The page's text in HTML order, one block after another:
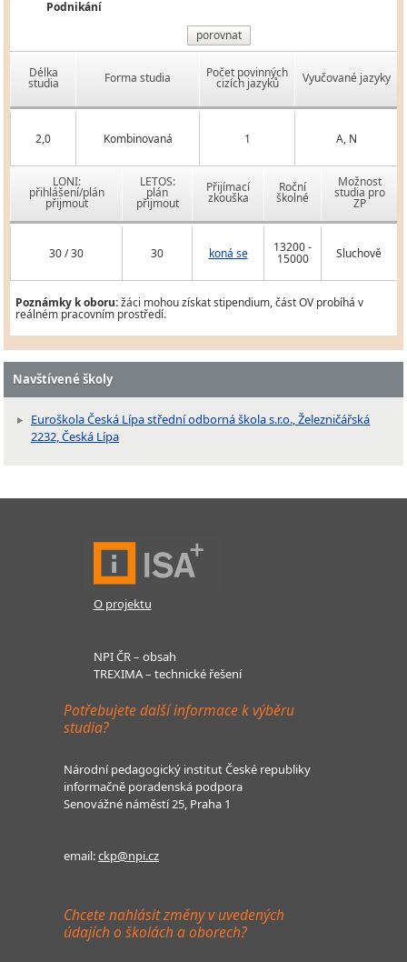
Podnikání
porovnat
Délka
studia Forma studia Počet povinných
cizích jazyků Vyučované jazyky
2,0 Kombinovaná 1 A, N
LONI:
přihlášení/plán
přijmout
LETOS:
plán
přijmout
Přijímací
zkouška
Roční
školné
Možnost
studia pro
ZP
30 / 30 30 koná se 13200 -
15000 Sluchově
Poznámky k oboru:žáci mohou získat stipendium, část OV probíhá v
reálném pracovním prostředí.
Navštívené školy
Euroškola Česká Lípa střední odborná škola s.r.o., Železničářská
2232, Česká Lípa
O projektu
NPI ČR – obsah
TREXIMA – technické řešení
Potřebujete další informace k výběru
studia?
Národní pedagogický institut České republiky
informačně poradenská podpora
Senovážné náměstí 25, Praha 1
email:ckp@npi.cz
Chcete nahlásit změny v uvedených
údajích o školách a oborech?